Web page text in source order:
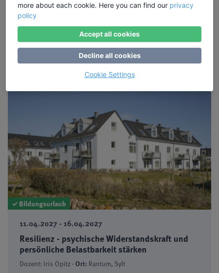
Dozent: Renate Huppertz · Ort:Baltrum
965,00 €
buchbar Mehr Informationen
✓ Bildungsurlaub
11.04.2027 - 16.04.2027
Resilienz - psychische Widerstandskraft und
persönliche Belastbarkeit stärken
Dozent: Iris Opitz ·Ort: Rantum, Sylt
more about each cookie. Here you can find our privacy
policy
Accept all cookies
Decline all cookies
Cookie Settings